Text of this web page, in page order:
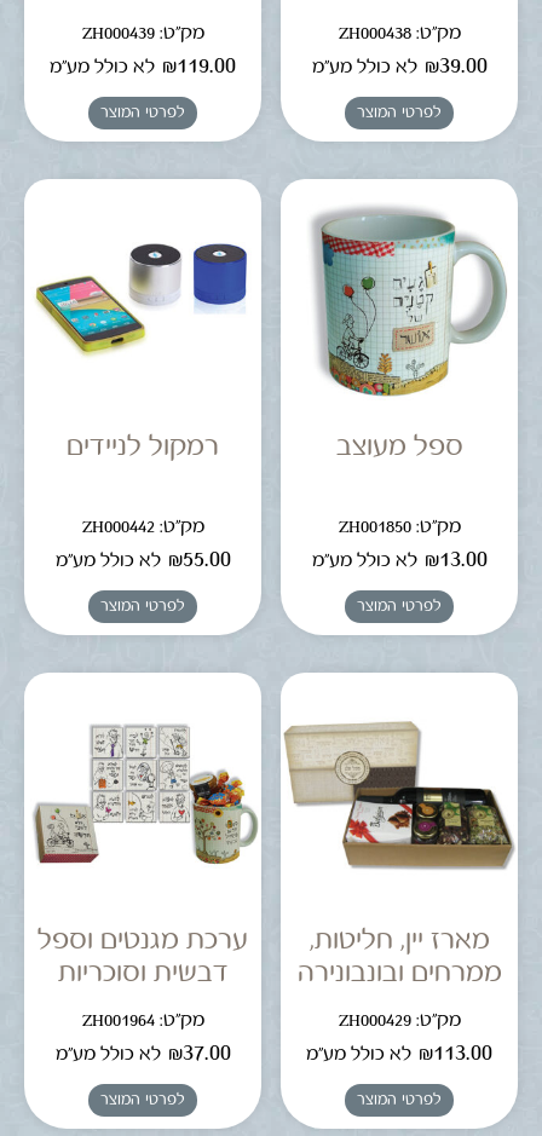
מק"ט: ZH000438
₪39.00 לא כולל מע"מ
לפרטי המוצר
מק"ט: ZH000439
₪119.00 לא כולל מע"מ
לפרטי המוצר
ספל מעוצב
מק"ט: ZH001850
₪13.00 לא כולל מע"מ
לפרטי המוצר
רמקול לניידים
מק"ט: ZH000442
₪55.00 לא כולל מע"מ
לפרטי המוצר
מארז יין, חליטות,
ממרחים ובונבונירה
מק"ט: ZH000429
₪113.00 לא כולל מע"מ
לפרטי המוצר
ערכת מגנטים וספל
דבשית וסוכריות
מק"ט: ZH001964
₪37.00 לא כולל מע"מ
לפרטי המוצר